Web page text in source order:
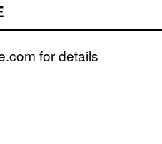
for details